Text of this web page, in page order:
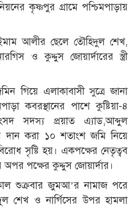
কৃষ্ণপুর গ্রামে পশ্চিমপাড়ায়
আলীর ছেলে তৌহিদুল শেখ,
ও কুদ্দুস জোয়ার্দারের স্ত্রী
গিয়ে এলাকাবাসী সুত্রে জানা
কবরস্থানের পাশে কুষ্টিয়া-৪
সদস্য প্রয়াত এ্যাড,আব্দুল
দান করা ১০ শতাংশ জমি নিয়ে
সৃষ্টি হয়। একপক্ষের নেতৃত্বব
পক্ষের কুদ্দুস জোয়ার্দার।
শুক্রবার জুমআ’র নামাজ পরে
শেখ ও নার্গিসের উপর হামলা